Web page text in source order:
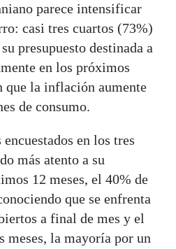
parece intensificar
casi tres cuartos (73%)
presupuesto destinada a
en los próximos
que la inflación aumente
de consumo.
en los tres
más atento a su
12 meses, el 40% de
que se enfrenta
a final de mes y el
meses, la mayoría por un